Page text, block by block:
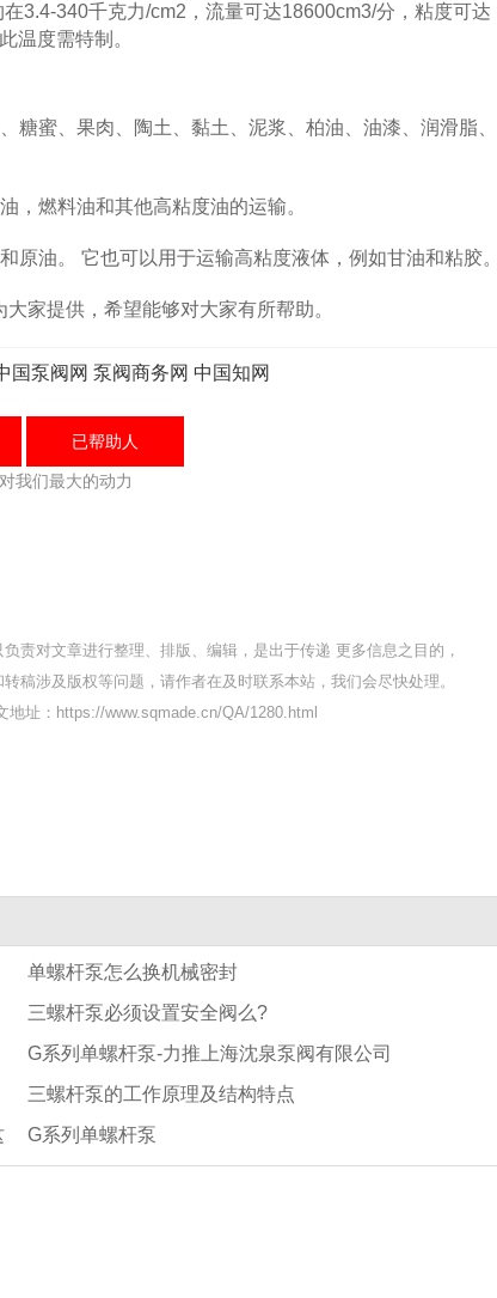
340千克力/cm2，流量可达18600cm3/分，粘度可达
温度需特制。
蜜、果肉、陶土、黏土、泥浆、柏油、油漆、润滑脂
燃料油和其他高粘度油的运输。
油。 它也可以用于运输高粘度液体，例如甘油和粘胶
提供，希望能够对大家有所帮助。
国泵阀网 泵阀商务网 中国知网
已帮助人
我们最大的动力
责对文章进行整理、排版、编辑，是出于传递 更多信息之目的，
稿涉及版权等问题，请作者在及时联系本站，我们会尽快处理。
地址：https://www.sqmade.cn/QA/1280.html
单螺杆泵怎么换机械密封
三螺杆泵必须设置安全阀么?
G系列单螺杆泵-力推上海沈泉泵阀有限公司
三螺杆泵的工作原理及结构特点
G系列单螺杆泵